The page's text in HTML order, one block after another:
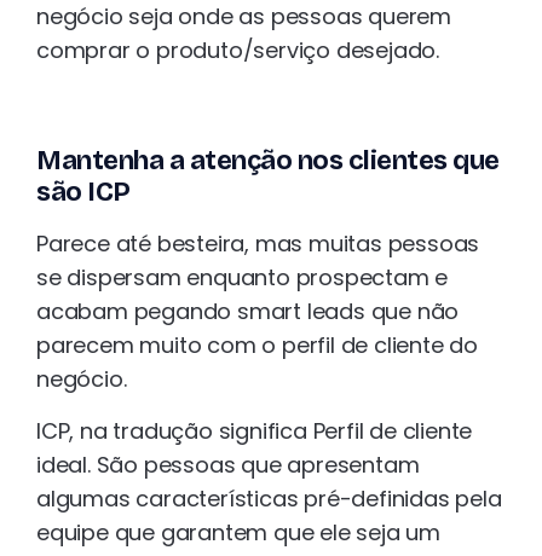
negócio seja onde as pessoas querem
comprar o produto/serviço desejado.
Mantenha a atenção nos clientes que
são ICP
Parece até besteira, mas muitas pessoas
se dispersam enquanto prospectam e
acabam pegando smart leads que não
parecem muito com o perfil de cliente do
negócio.
ICP, na tradução significa Perfil de cliente
ideal. São pessoas que apresentam
algumas características pré-definidas pela
equipe que garantem que ele seja um